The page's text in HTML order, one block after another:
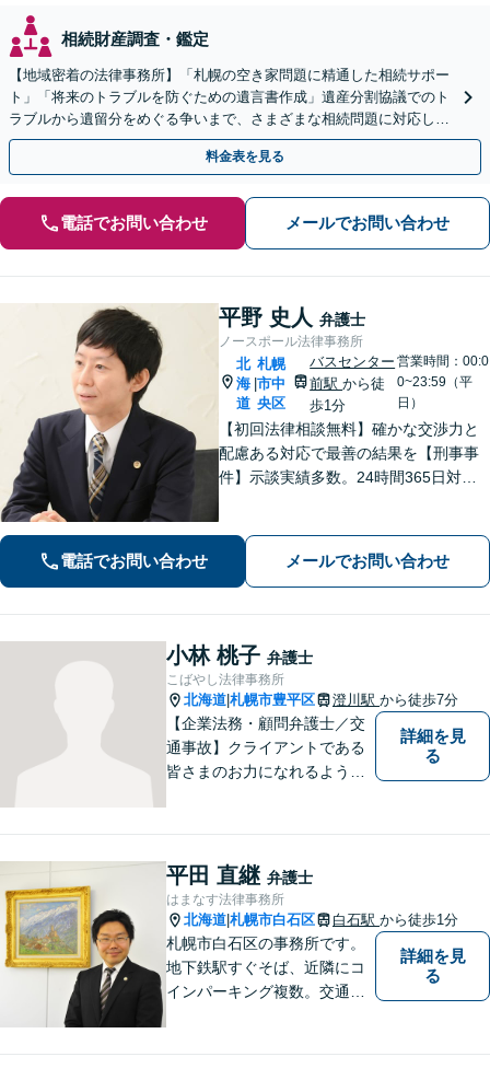
相続財産調査・鑑定
【地域密着の法律事務所】「札幌の空き家問題に精通した相続サポー
ト」「将来のトラブルを防ぐための遺言書作成」遺産分割協議でのト
ラブルから遺留分をめぐる争いまで、さまざまな相続問題に対応して
います「アクセス良好・WEB面談対応で安心の相談」
料金表を見る
電話でお問い合わせ メールでお問い合わせ
平野 史人 弁護士
ノースポール法律事務所
北
海
道
|
札幌
市中
央区
バスセンター
前駅から徒
歩1分
営業時間：00:0
0~23:59（平
日）
【初回法律相談無料】確かな交渉力と
配慮ある対応で最善の結果を【刑事事
件】示談実績多数。24時間365日対応
経験あり。【バスセンター前駅3番出口
徒歩1分】
電話でお問い合わせ メールでお問い合わせ
小林 桃子 弁護士
こばやし法律事務所
北海道 札幌市豊平区 澄川駅 から徒歩7分
【企業法務・顧問弁護士／交
通事故】クライアントである
皆さまのお力になれるよう全
詳細を見
る
平田 直継 弁護士
はまなす法律事務所
北海道 札幌市白石区 白石駅 から徒歩1分
札幌市白石区の事務所です。
地下鉄駅すぐそば、近隣にコ
インパーキング複数。交通の
詳細を見
る